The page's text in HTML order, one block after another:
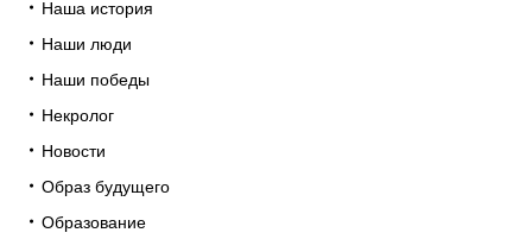
Наша история
Наши люди
Наши победы
Некролог
Новости
Образ будущего
Образование